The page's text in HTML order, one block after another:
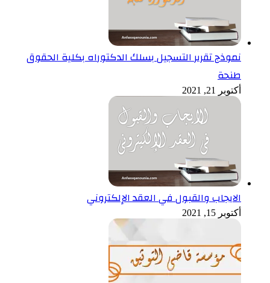
نموذج تقرير التسجيل بسلك الدكتوراه بكلية الحقوق
طنحة
أكتوبر 21, 2021
الايجاب والقبول في العقد الإلكتروني
أكتوبر 15, 2021